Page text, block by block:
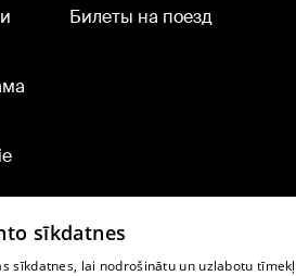
Билеты на поезд
sīkdatnes
sīkdatnes, lai nodrošinātu un uzlabotu